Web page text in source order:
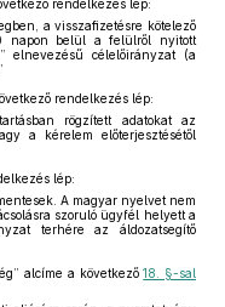
rendelkezés lép:
a visszafizetésre kötelező
napon belül a felülről nyitott
elnevezésű célelőirányzat (a
rendelkezés lép:
rögzített adatokat az
a kérelem előterjesztésétől
lép:
A magyar nyelvet nem
szoruló ügyfél helyett a
terhére az áldozatsegítő
alcíme a következő18. §-sal